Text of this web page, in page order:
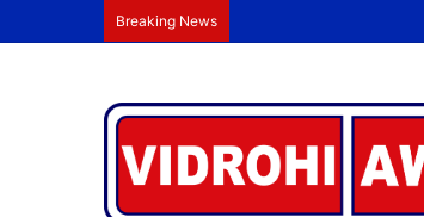
Breaking News